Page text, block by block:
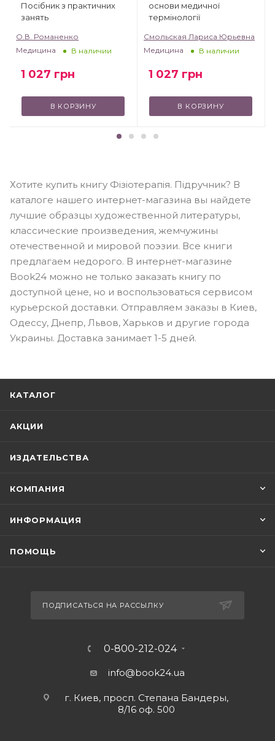
Посібник з практичних
занять
О.В. Романенко
Медицина
В наличии
1 027 грн
В КОРЗИНУ
основи медичної
термінології
Смольская Лариса Юрьевна
Медицина
В наличии
1 027 грн
В КОРЗИНУ
Хотите купить книгу Фізіотерапія. Підручник? В
каталоге нашего интернет-магазина вы найдете
лучшие образцы художественной литературы,
классические произведения, жемчужины
отечественной и мировой поэзии. Все книги
предлагаем недорого. В интернет-магазине
Book24 можно не только заказать книгу по
доступной цене, но и воспользоваться сервисом
курьерской доставки. Отправляем заказы в Киев,
Одессу, Днепр, Львов, Харьков и другие города
Украины. Доставка занимает 1-5 дней.
КАТАЛОГ
АКЦИИ
ИЗДАТЕЛЬСТВА
КОМПАНИЯ
ИНФОРМАЦИЯ
ПОМОЩЬ
ПОДПИСАТЬСЯ НА РАССЫЛКУ
0-800-212-024
info@book24.ua
г. Киев, просп. Степана Бандеры,
8/16 оф. 500